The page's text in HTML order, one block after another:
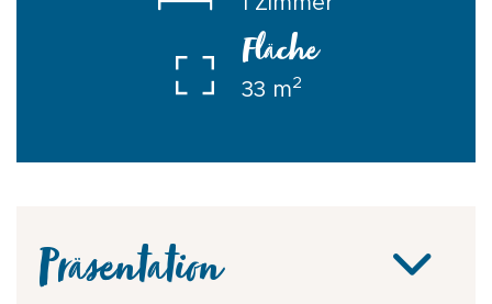
Fläche
33 m2
Präsentation